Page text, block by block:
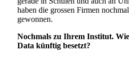
haben die grossen Firmen
gewonnen.
Nochmals zu Ihrem Institut.
Data künftig besetzt?